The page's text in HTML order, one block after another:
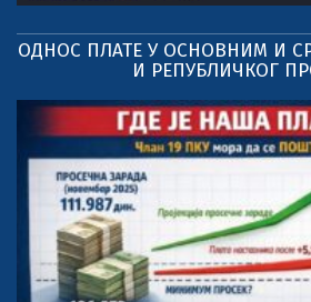
ОДНОС ПЛАТЕ У ОСНОВНИМ И
И РЕПУБЛИЧКОГ